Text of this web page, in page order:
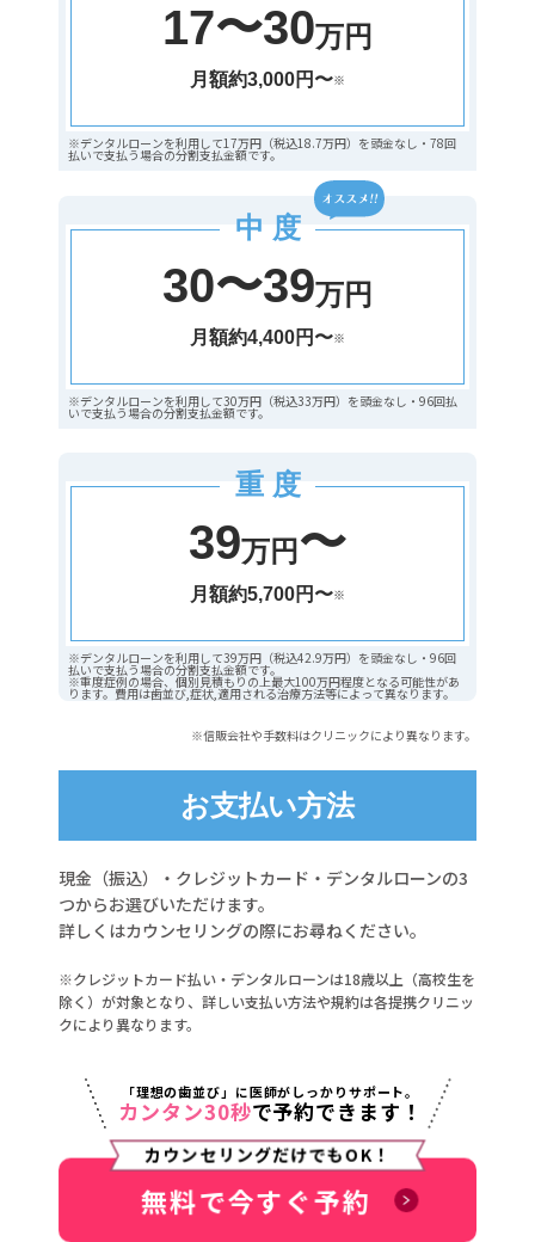
17〜30万円
月額約3,000円〜※
※デンタルローンを利用して17万円（税込18.7万円）を頭金なし・78回
払いで支払う場合の分割支払金額です。
中 度
30〜39万円
月額約4,400円〜※
※デンタルローンを利用して30万円（税込33万円）を頭金なし・96回払
いで支払う場合の分割支払金額です。
重 度
39万円 〜
月額約5,700円〜※
※デンタルローンを利用して39万円（税込42.9万円）を頭金なし・96回
払いで支払う場合の分割支払金額です。
※重度症例の場合、個別見積もりの上最大100万円程度となる可能性があ
ります。費用は歯並び,症状,適用される治療方法等によって異なります。
※信販会社や手数料はクリニックにより異なります。
お支払い方法
現金（振込）・クレジットカード・デンタルローンの3
つからお選びいただけます。
詳しくはカウンセリングの際にお尋ねください。
※クレジットカード払い・デンタルローンは18歳以上（高校生を
除く）が対象となり、詳しい支払い方法や規約は各提携クリニッ
クにより異なります。
「理想の歯並び」に医師がしっかりサポート。
カンタン30秒で予約できます！
カウンセリングだけでもOK！
無料で今すぐ予約